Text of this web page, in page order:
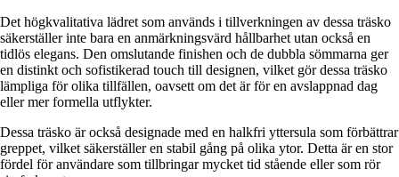
Det högkvalitativa lädret som används i tillverkningen av dessa träsko
säkerställer inte bara en anmärkningsvärd hållbarhet utan också en
tidlös elegans. Den omslutande finishen och de dubbla sömmarna ger
en distinkt och sofistikerad touch till designen, vilket gör dessa träsko
lämpliga för olika tillfällen, oavsett om det är för en avslappnad dag
eller mer formella utflykter.
Dessa träsko är också designade med en halkfri yttersula som förbättrar
greppet, vilket säkerställer en stabil gång på olika ytor. Detta är en stor
fördel för användare som tillbringar mycket tid stående eller som rör